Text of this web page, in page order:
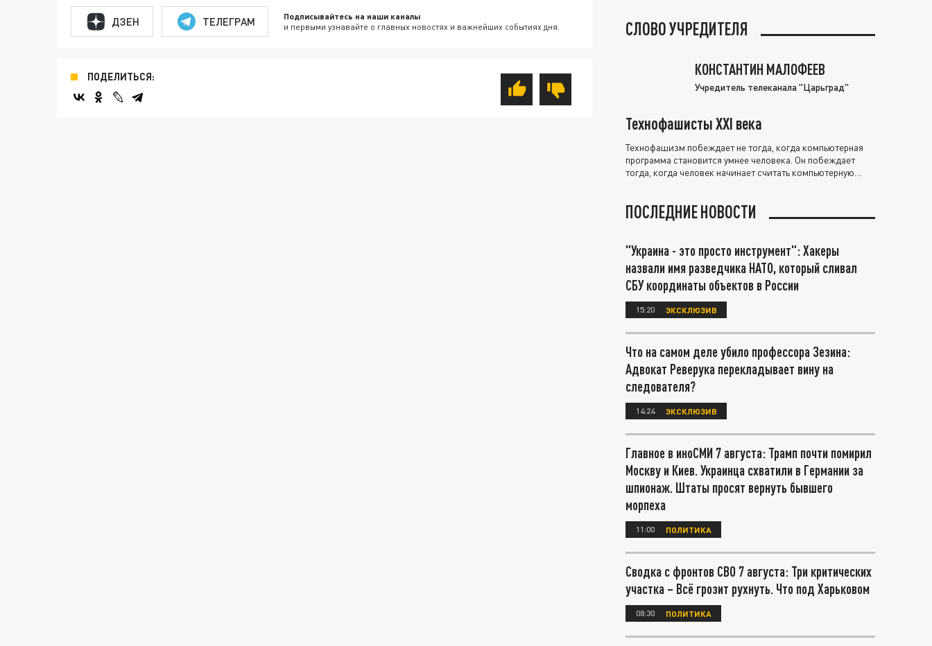
ДЗЕН ТЕЛЕГРАМ Подписывайтесь на наши каналы
и первыми узнавайте о главных новостях и важнейших событиях дня.
ПОДЕЛИТЬСЯ:
СЛОВО УЧРЕДИТЕЛЯ
КОНСТАНТИН МАЛОФЕЕВ
Учредитель телеканала "Царьград"
Технофашисты XXI века
Технофашизм побеждает не тогда, когда компьютерная
программа становится умнее человека. Он побеждает
тогда, когда человек начинает считать компьютерную
ПОСЛЕДНИЕ НОВОСТИ
"Украина - это просто инструмент": Хакеры
назвали имя разведчика НАТО, который сливал
СБУ координаты объектов в России
15:20 ЭКСКЛЮЗИВ
Что на самом деле убило профессора Зезина:
Адвокат Реверука перекладывает вину на
следователя?
14:24 ЭКСКЛЮЗИВ
Главное в иноСМИ 7 августа: Трамп почти помирил
Москву и Киев. Украинца схватили в Германии за
шпионаж. Штаты просят вернуть бывшего
морпеха
11:00 ПОЛИТИКА
Сводка с фронтов СВО 7 августа: Три критических
участка – Всё грозит рухнуть. Что под Харьковом
08:30 ПОЛИТИКА